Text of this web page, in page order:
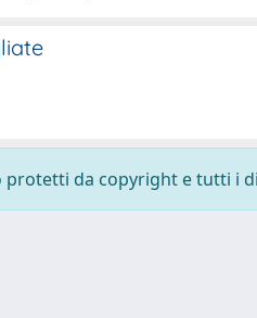
protetti da copyright e tutti i